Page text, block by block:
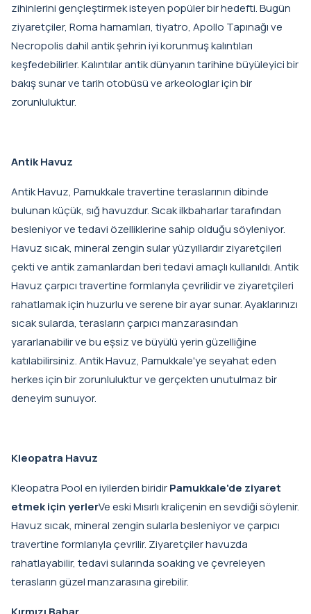
zihinlerini gençleştirmek isteyen popüler bir hedefti. Bugün
ziyaretçiler, Roma hamamları, tiyatro, Apollo Tapınağı ve
Necropolis dahil antik şehrin iyi korunmuş kalıntıları
keşfedebilirler. Kalıntılar antik dünyanın tarihine büyüleyici bir
bakış sunar ve tarih otobüsü ve arkeologlar için bir
zorunluluktur.
Antik Havuz
Antik Havuz, Pamukkale travertine teraslarının dibinde
bulunan küçük, sığ havuzdur. Sıcak ilkbaharlar tarafından
besleniyor ve tedavi özelliklerine sahip olduğu söyleniyor.
Havuz sıcak, mineral zengin sular yüzyıllardır ziyaretçileri
çekti ve antik zamanlardan beri tedavi amaçlı kullanıldı. Antik
Havuz çarpıcı travertine formlarıyla çevrilidir ve ziyaretçileri
rahatlamak için huzurlu ve serene bir ayar sunar. Ayaklarınızı
sıcak sularda, terasların çarpıcı manzarasından
yararlanabilir ve bu eşsiz ve büyülü yerin güzelliğine
katılabilirsiniz. Antik Havuz, Pamukkale'ye seyahat eden
herkes için bir zorunluluktur ve gerçekten unutulmaz bir
deneyim sunuyor.
Kleopatra Havuz
Kleopatra Pool en iyilerden biridirPamukkale'de ziyaret
etmek için yerlerVe eski Mısırlı kraliçenin en sevdiği söylenir.
Havuz sıcak, mineral zengin sularla besleniyor ve çarpıcı
travertine formlarıyla çevrilir. Ziyaretçiler havuzda
rahatlayabilir, tedavi sularında soaking ve çevreleyen
terasların güzel manzarasına girebilir.